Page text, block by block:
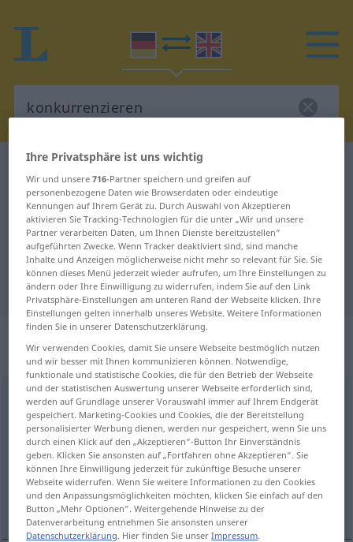
Deutsch-Englisch Wörterbuch
Deutsch-Englisch Übersetzung für
"konkurrenzieren"
"konkurrenzieren" Englisch
Übersetzung
„konkurrenzieren“: intransitives
Verb
konkurrenzieren [kɔnkʊrɛnˈtsiːrən] v/i <keinge-;h> ÖSTERR
SCHWEIZ
Übersicht aller Übersetzungen
(Für mehr Details die Übersetzung anklicken/antippen)
compete, be in competition
Ihre Privatsphäre ist uns wichtig
Wir und unsere716-Partner speichern und greifen auf
personenbezogene Daten wie Browserdaten oder eindeutige
Kennungen auf Ihrem Gerät zu. Durch Auswahl von Akzeptieren
aktivieren Sie Tracking-Technologien für die unter „Wir und unsere
Partner verarbeiten Daten, um Ihnen Dienste bereitzustellen“
aufgeführten Zwecke. Wenn Tracker deaktiviert sind, sind manche
Inhalte und Anzeigen möglicherweise nicht mehr so relevant für Sie. Sie
können dieses Menü jederzeit wieder aufrufen, um Ihre Einstellungen zu
ändern oder Ihre Einwilligung zu widerrufen, indem Sie auf den Link
Privatsphäre-Einstellungen am unteren Rand der Webseite klicken. Ihre
Einstellungen gelten innerhalb unseres Website. Weitere Informationen
finden Sie in unserer Datenschutzerklärung.
Wir verwenden Cookies, damit Sie unsere Webseite bestmöglich nutzen
und wir besser mit Ihnen kommunizieren können. Notwendige,
funktionale und statistische Cookies, die für den Betrieb der Webseite
und der statistischen Auswertung unserer Webseite erforderlich sind,
werden auf Grundlage unserer Vorauswahl immer auf Ihrem Endgerät
gespeichert. Marketing-Cookies und Cookies, die der Bereitstellung
personalisierter Werbung dienen, werden nur gespeichert, wenn Sie uns
durch einen Klick auf den „Akzeptieren“-Button Ihr Einverständnis
geben. Klicken Sie ansonsten auf „Fortfahren ohne Akzeptieren“. Sie
können Ihre Einwilligung jederzeit für zukünftige Besuche unserer
Webseite widerrufen. Wenn Sie weitere Informationen zu den Cookies
und den Anpassungsmöglichkeiten möchten, klicken Sie einfach auf den
Button „Mehr Optionen“. Weitergehende Hinweise zu der
Datenverarbeitung entnehmen Sie ansonsten unserer
Datenschutzerklärung. Hier finden Sie unserImpressum.